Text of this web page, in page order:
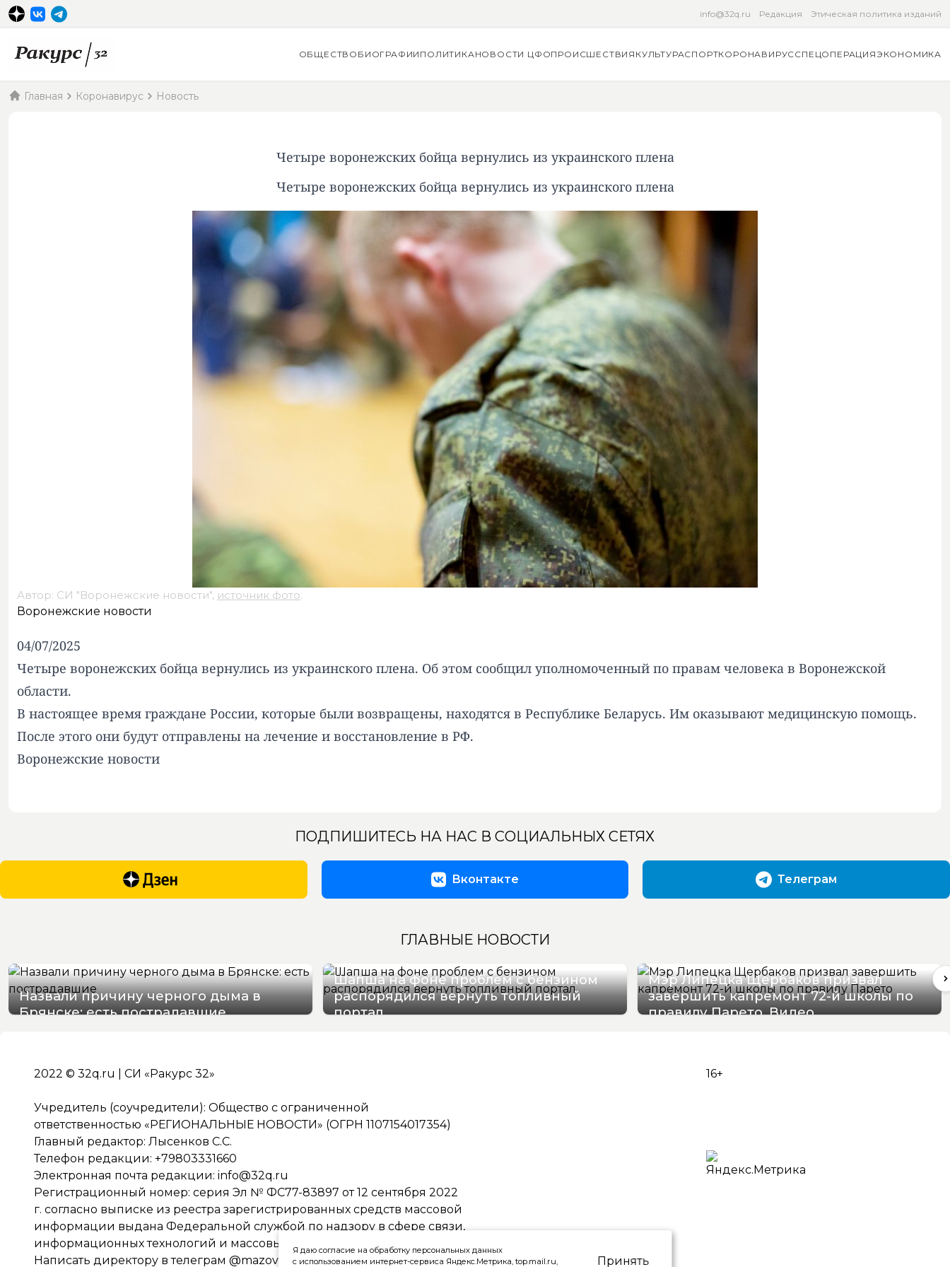
info@32q.ru Редакция Этическая политика изданий
ОБЩЕСТВО БИОГРАФИИ ПОЛИТИКАНОВОСТИ ЦФОПРОИСШЕСТВИЯ КУЛЬТУРАСПОРТКОРОНАВИРУССПЕЦОПЕРАЦИЯЭКОНОМИКА
Главная Коронавирус Новость
Четыре воронежских бойца вернулись из украинского плена
Четыре воронежских бойца вернулись из украинского плена
Автор: СИ "Воронежские новости", источник фото.
Воронежские новости
04/07/2025
Четыре воронежских бойца вернулись из украинского плена. Об этом сообщил уполномоченный по правам человека в Воронежской
области.
В настоящее время граждане России, которые были возвращены, находятся в Республике Беларусь. Им оказывают медицинскую помощь.
После этого они будут отправлены на лечение и восстановление в РФ.
Воронежские новости
ПОДПИШИТЕСЬ НА НАС В СОЦИАЛЬНЫХ СЕТЯХ
Вконтакте Телеграм
ГЛАВНЫЕ НОВОСТИ
Назвали причину черного дыма в
Брянске: есть пострадавшие
Шапша на фоне проблем с бензином
распорядился вернуть топливный
портал
Мэр Липецка Щербаков призвал
завершить капремонт 72-й школы по
правилу Парето. Видео
2022 © 32q.ru | СИ «Ракурс 32»
Учредитель (соучредители): Общество с ограниченной
ответственностью «РЕГИОНАЛЬНЫЕ НОВОСТИ» (ОГРН 1107154017354)
Главный редактор: Лысенков С.С.
Телефон редакции: +79803331660
Электронная почта редакции: info@32q.ru
Регистрационный номер: серия Эл № ФС77-83897 от 12 сентября 2022
г. согласно выписке из реестра зарегистрированных средств массовой
информации выдана Федеральной службой по надзору в сфере связи,
информационных технологий и массовых коммуникаций
Написать директору в телеграм @mazov
16+
Я даю согласие на обработку персональных данных
с использованием интернет-сервиса Яндекс.Метрика, top.mail.ru,
Принять